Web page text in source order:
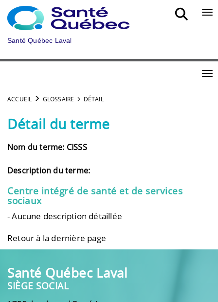
Aller au menu principal
Santé Québec Laval
ACCUEIL GLOSSAIRE DÉTAIL
Détail du terme
Nom du terme: CISSS
Description du terme:
Centre intégré de santé et de services
sociaux
- Aucune description détaillée
Retour à la dernière page
Santé Québec Laval
SIÈGE SOCIAL